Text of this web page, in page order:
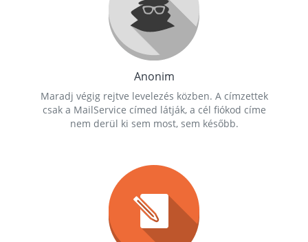
Anonim
Maradj végig rejtve levelezés közben. A címzettek
csak a MailService címed látják, a cél fiókod címe
nem derül ki sem most, sem később.